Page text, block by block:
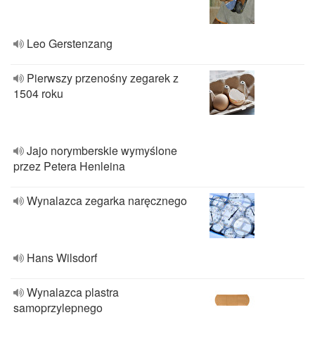
Leo Gerstenzang
Pierwszy przenośny zegarek z
1504 roku
Jajo norymberskie wymyślone
przez Petera Henleina
Wynalazca zegarka naręcznego
Hans Wilsdorf
Wynalazca plastra
samoprzylepnego